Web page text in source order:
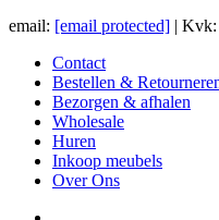
email: [email protected] | Kvk:
Contact
Bestellen &
Bezorgen & afhalen
Wholesale
Huren
Inkoop meubels
Over Ons